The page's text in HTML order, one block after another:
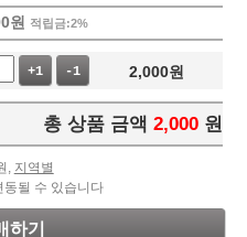
원 적립금:2%
+1 -1 2,000원
총 상품 금액 2,000 원
, 지역별
될 수 있습니다
하기